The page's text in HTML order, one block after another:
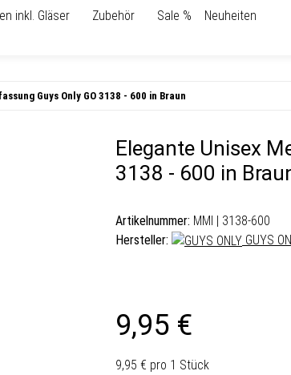
inkl. Gläser Zubehör Sale % Neuheiten
Guys Only GO 3138 - 600 in Braun
Elegante Unisex
3138 - 600 in
Artikelnummer: MMI | 3138-600
Hersteller:
GUYS
9,95 €
9,95 € pro 1 Stück